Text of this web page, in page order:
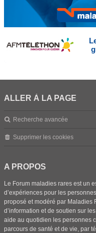
ALLER À LA PAGE
Recherche avancée
Supprimer les cookies
A PROPOS
Le Forum maladies rares est un
d’expériences pour les
proposé et modéré par Maladies
d’information et de soutien sur
aide au quotidien les personnes
parcours de santé et de vie, par